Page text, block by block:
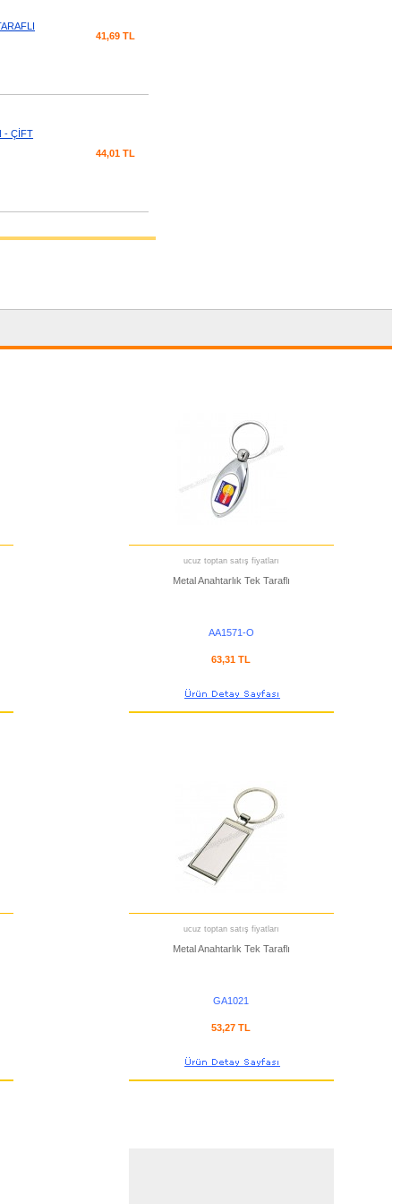
41,69 TL
- ÇİFT
44,01 TL
ucuz toptan satış fiyatları
Metal Anahtarlık Tek Taraflı
AA1571-O
63,31 TL
ucuz toptan satış fiyatları
Metal Anahtarlık Tek Taraflı
GA1021
53,27 TL